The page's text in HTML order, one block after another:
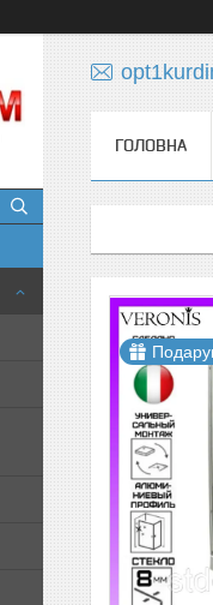
ГОЛОВНА